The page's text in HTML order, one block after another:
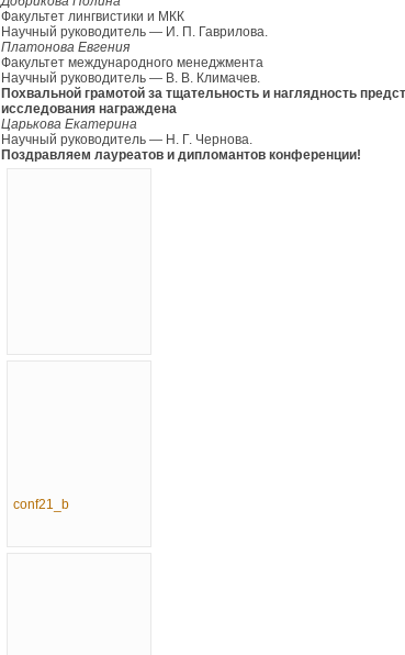
Факультет лингвистики и МКК
Научный руководитель — И. П. Гаврилова.
Платонова Евгения
Факультет международного менеджмента
Научный руководитель — В. В. Климачев.
Похвальной грамотой за тщательность и наглядность
исследования награждена
Царькова Екатерина
Научный руководитель — Н. Г. Чернова.
Поздравляем лауреатов и дипломантов конференции!
conf21_b